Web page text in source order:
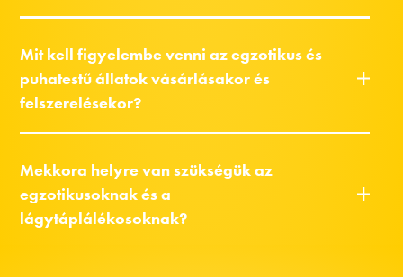
Mit kell figyelembe venni az egzotikus és
puhatestű állatok vásárlásakor és
felszerelésekor?
Mekkora helyre van szükségük az
egzotikusoknak és a
lágytáplálékosoknak?